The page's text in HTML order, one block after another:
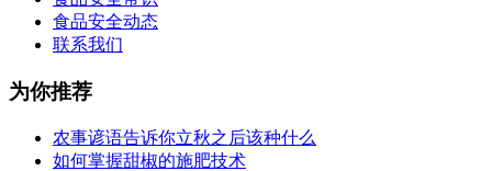
食品安全动态
联系我们
为你推荐
农事谚语告诉你立秋之后该种什么
如何掌握甜椒的施肥技术